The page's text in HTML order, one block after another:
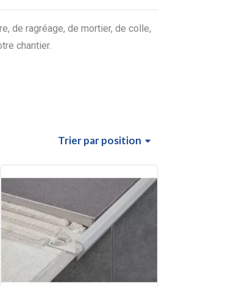
de ragréage, de mortier, de colle,
chantier.
Trierpar position